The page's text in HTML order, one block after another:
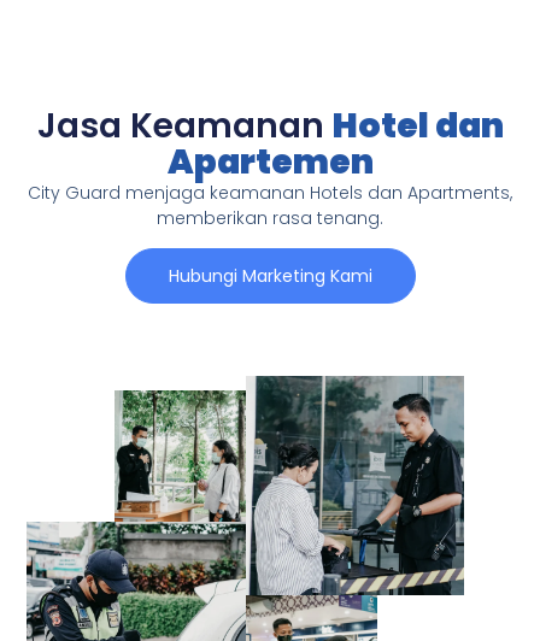
Jasa Keamanan Hotel dan
Apartemen
City Guard menjaga keamanan Hotels dan Apartments,
memberikan rasa tenang.
Hubungi Marketing Kami